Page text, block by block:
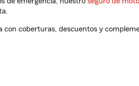
coberturas, descuentos y